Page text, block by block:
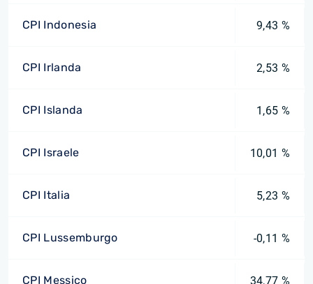
CPI Indonesia 9,43 %
CPI Irlanda 2,53 %
CPI Islanda 1,65 %
CPI Israele 10,01 %
CPI Italia 5,23 %
CPI Lussemburgo -0,11 %
CPI Messico 34,77 %